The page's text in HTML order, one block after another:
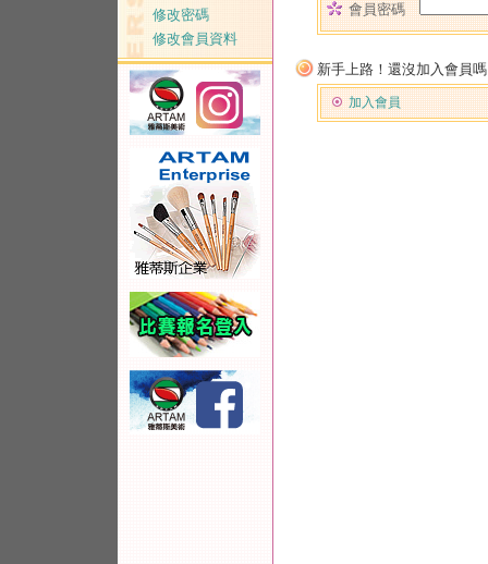
修改密碼
修改會員資料
會員密碼
新手上路！還沒加入會員
加入會員